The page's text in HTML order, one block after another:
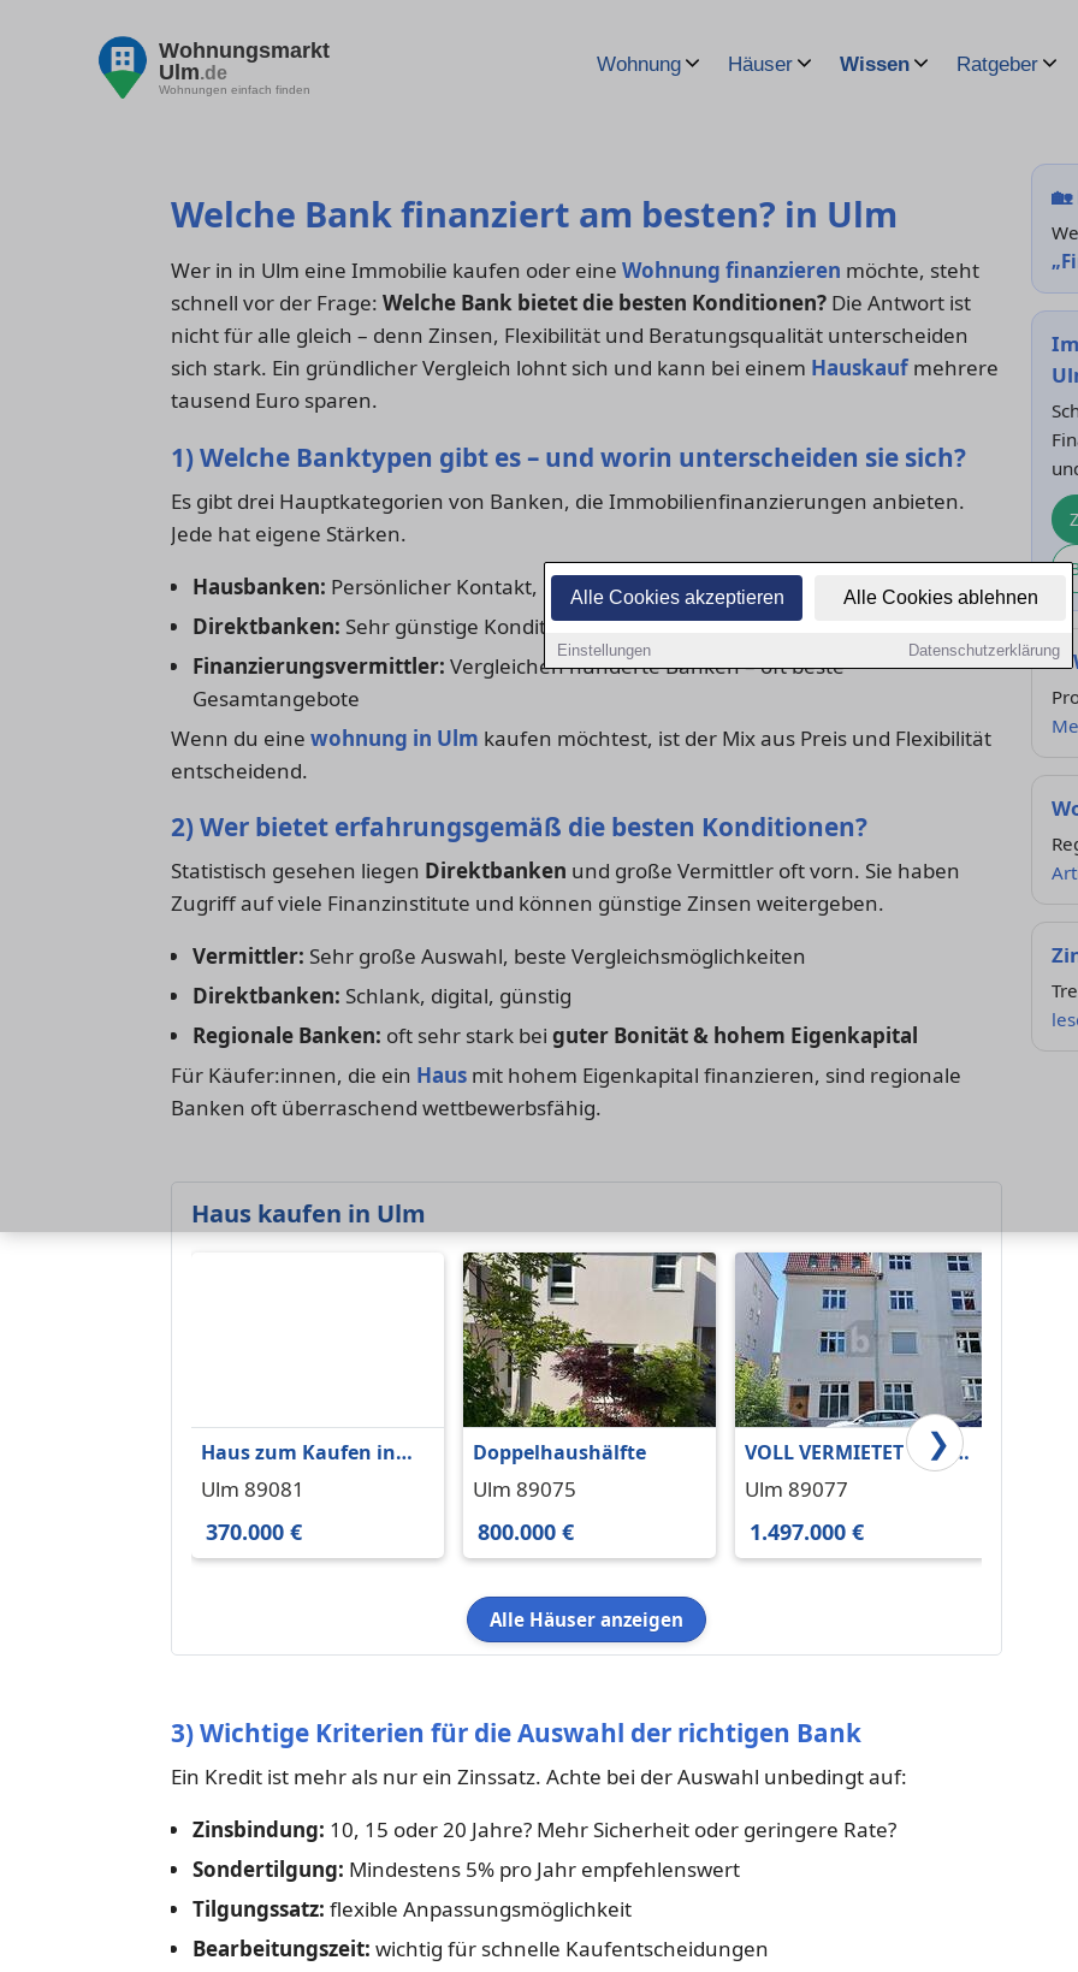
Alle Cookies akzeptieren Alle Cookies ablehnen
Einstellungen Datenschutzerklärung
Wohnungsmarkt
Ulm.de
Wohnungen einfach finden
Wohnung Häuser Wissen Ratgeber
Welche Bank finanziert am besten? in Ulm
Wer in in Ulm eine Immobilie kaufen oder eine Wohnung finanzieren möchte, steht
schnell vor der Frage: Welche Bank bietet die besten Konditionen? Die Antwort ist
nicht für alle gleich – denn Zinsen, Flexibilität und Beratungsqualität unterscheiden
sich stark. Ein gründlicher Vergleich lohnt sich und kann bei einem Hauskauf mehrere
tausend Euro sparen.
1) Welche Banktypen gibt es – und worin unterscheiden sie sich?
Es gibt drei Hauptkategorien von Banken, die Immobilienfinanzierungen anbieten.
Jede hat eigene Stärken.
Hausbanken: Persönlicher Kontakt, gute Betreuung, oft etwas höhere Zinsen
Direktbanken: Sehr günstige Konditionen, schneller Prozess, weniger Beratung
Finanzierungsvermittler: Vergleichen hunderte Banken – oft beste
Gesamtangebote
Wenn du eine wohnung in Ulm kaufen möchtest, ist der Mix aus Preis und Flexibilität
entscheidend.
2) Wer bietet erfahrungsgemäß die besten Konditionen?
Statistisch gesehen liegen Direktbanken und große Vermittler oft vorn. Sie haben
Zugriff auf viele Finanzinstitute und können günstige Zinsen weitergeben.
Vermittler: Sehr große Auswahl, beste Vergleichsmöglichkeiten
Direktbanken: Schlank, digital, günstig
Regionale Banken: oft sehr stark bei guter Bonität & hohem Eigenkapital
Für Käufer:innen, die ein Haus mit hohem Eigenkapital finanzieren, sind regionale
Banken oft überraschend wettbewerbsfähig.
Haus kaufen in Ulm
Haus zum Kaufen in
Ulm 370.000 € 134.53 m²
Ulm 89081
370.000 €
Doppelhaushälfte
Ulm 89075
800.000 €
VOLL VERMIETET + DG-
AUSBAUPOTENZIAL
Ulm 89077
1.497.000 €
❯
Alle Häuser anzeigen
3) Wichtige Kriterien für die Auswahl der richtigen Bank
Ein Kredit ist mehr als nur ein Zinssatz. Achte bei der Auswahl unbedingt auf:
Zinsbindung: 10, 15 oder 20 Jahre? Mehr Sicherheit oder geringere Rate?
Sondertilgung: Mindestens 5% pro Jahr empfehlenswert
Tilgungssatz: flexible Anpassungsmöglichkeit
Bearbeitungszeit: wichtig für schnelle Kaufentscheidungen
🏡